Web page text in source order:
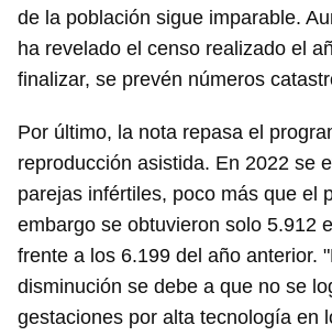
Guardar como favorito
Para poder guardar como favorito,
iniciar sesión con tu cuenta de
de la población sigue imparable.
ha revelado el censo realizado el
finalizar, se prevén números
Por último, la nota repasa el
reproducción asistida. En 2022 se
parejas infértiles, poco más que el
embargo se obtuvieron solo 5.912
frente a los 6.199 del año anterior.
disminución se debe a que no se
gestaciones por alta tecnología en